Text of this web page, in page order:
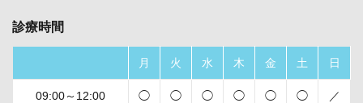
診療時間
月 火 水 木 金 土 日
09:00～12:00 ◯ ◯ ◯ ◯ ◯ ◯ ／